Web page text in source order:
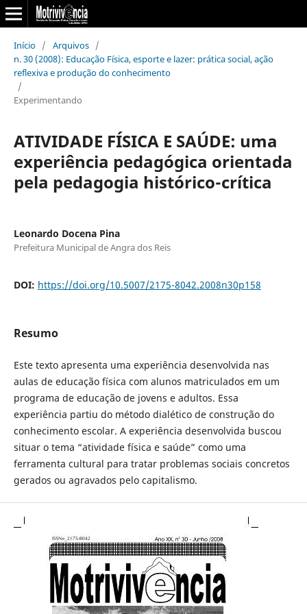
Início / Arquivos /
n. 30 (2008): Educação Física, esporte e lazer: prática social, ação
reflexiva e produção do conhecimento
/
Experimentando
ATIVIDADE FÍSICA E SAÚDE: uma
experiência pedagógica orientada
pela pedagogia histórico-crítica
Leonardo Docena Pina
Prefeitura Municipal de Angra dos Reis
DOI: https://doi.org/10.5007/2175-8042.2008n30p158
Resumo
Este texto apresenta uma experiência desenvolvida nas
aulas de educação física com alunos matriculados em um
programa de educação de jovens e adultos. Essa
experiência partiu do método dialético de construção do
conhecimento escolar. A experiência desenvolvida buscou
situar o tema “atividade física e saúde” como uma
ferramenta cultural para tratar problemas sociais concretos
gerados ou agravados pelo capitalismo.